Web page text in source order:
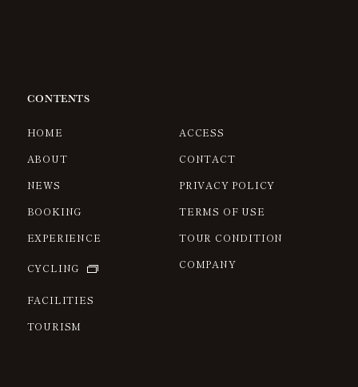
CONTENTS
HOME
ABOUT
NEWS
BOOKING
EXPERIENCE
CYCLING
FACILITIES
TOURISM
ACCESS
CONTACT
PRIVACY POLICY
TERMS OF USE
TOUR CONDITION
COMPANY